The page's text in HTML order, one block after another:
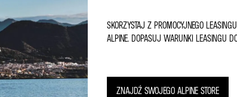
SKORZYSTAJ Z PROMOCYJNEGO
ALPINE. DOPASUJ WARUNKI LEASINGU
ZNAJDŹ SWOJEGO ALPINE STORE